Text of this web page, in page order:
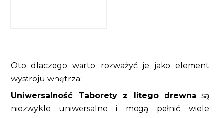
Oto dlaczego warto rozważyć je jako element
wystroju wnętrza:
Uniwersalność: Taborety z litego drewna są
niezwykle uniwersalne i mogą pełnić wiele